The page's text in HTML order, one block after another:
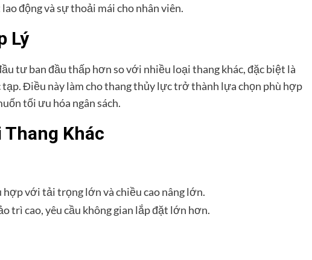
động và sự thoải mái cho nhân viên.
Lý
tư ban đầu thấp hơn so với nhiều loại thang khác, đặc biệt là
Điều này làm cho thang thủy lực trở thành lựa chọn phù hợp
tối ưu hóa ngân sách.
Thang Khác
hợp với tải trọng lớn và chiều cao nâng lớn.
trì cao, yêu cầu không gian lắp đặt lớn hơn.